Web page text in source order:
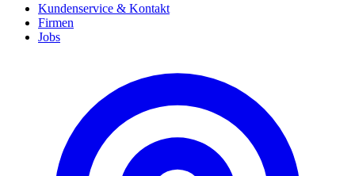
Kundenservice & Kontakt
Firmen
Jobs